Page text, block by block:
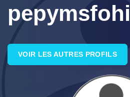
CATALOGUES
pepymsfohi
VOIR LES AUTRES PROFILS